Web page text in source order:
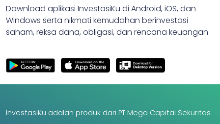
Download aplikasi InvestasiKu di Android, iOS, dan
Windows serta nikmati kemudahan berinvestasi
saham, reksa dana, obligasi, dan rencana keuangan
InvestasiKu adalah produk dari PT Mega Capital Sekuritas